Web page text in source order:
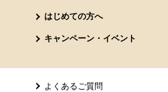
はじめての方へ
キャンペーン・イベント
よくあるご質問